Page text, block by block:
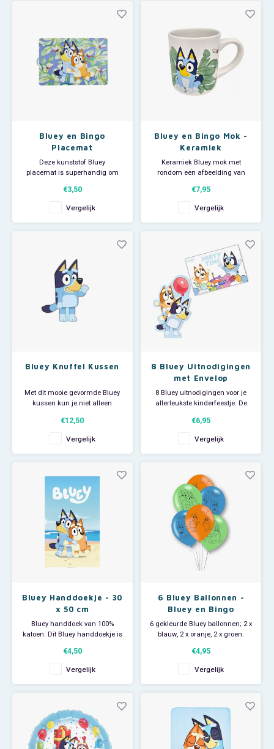
Bluey en Bingo
Placemat
Deze kunststof Bluey
placemat is superhandig om
je ontbijt, lunch of avondeten.
De stevige plastic
placemat heeft een print
met Bluey en Bingo. Afmeting:
€3,50
Vergelijk
Bluey en Bingo Mok -
Keramiek
Keramiek Bluey mok met
rondom een afbeelding van
deze drinkbeker: 235 ml.
Geschikt voor de magnetron en
vaatwasser. Wordt geleverd in
giftbox.
€7,95
Vergelijk
Bluey Knuffel Kussen
Met dit mooie gevormde Bluey
kussen kun je niet alleen
ook een leuke decoratie op de
kinderkamer. Materiaal: 100%
polyester. Afmeting: ca 35 x 27
cm.
€12,50
Vergelijk
8 Bluey Uitnodigingen
met Envelop
8 Bluey uitnodigingen voor je
allerleukste kinderfeestje. De
met envelop. De voorpret voor je
Bluey feestje kan beginnen!
€6,95
Vergelijk
Bluey Handdoekje - 30
x 50 cm
Bluey handdoek van 100%
katoen. Dit Bluey handdoekje is
gastendoekje en leuk op de
kinderkamer of badkamer.
Tanden poetsen en gezichtjes
wassen zal nooit meer een
cm. Materiaal: 100% katoe
€4,50
Vergelijk
6 Bluey Ballonnen -
Bluey en Bingo
6 gekleurde Bluey ballonnen; 2 x
blauw, 2 x oranje, 2 x groen.
kinderfeestje kan beginnen!
€4,95
Vergelijk